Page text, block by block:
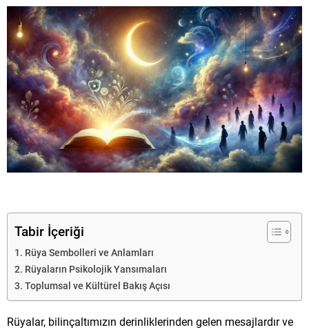
Tabir İçeriği
Rüya Sembolleri ve Anlamları
Rüyaların Psikolojik Yansımaları
Toplumsal ve Kültürel Bakış Açısı
Rüyalar, bilinçaltımızın derinliklerinden gelen mesajlardır ve